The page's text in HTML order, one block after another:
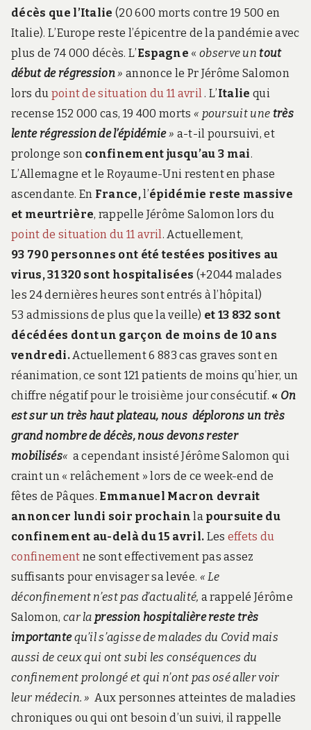
décès que l’Italie (20 600 morts contre 19 500 en
Italie). L’Europe reste l’épicentre de la pandémie avec
plus de 74 000 décès. L’Espagne « observe un tout
début de régression»annonce le Pr Jérôme Salomon
lors du point de situation du 11 avril . L’Italie qui
recense 152 000 cas, 19 400 morts « poursuit une très
lente régression de l’épidémie» a-t-il poursuivi, et
prolonge son confinement jusqu’au 3 mai.
L’Allemagne et le Royaume-Uni restent en phase
ascendante. En France,l’épidémie reste massive
et meurtrière, rappelle Jérôme Salomon lors du
point de situation du 11 avril . Actuellement,
93 790 personnes ont été testées positives au
virus, 31 320 sont hospitalisées (+2044 malades
les 24 dernières heures sont entrés à l’hôpital)
53 admissions de plus que la veille) et 13 832 sont
décédées dont un garçon de moins de 10 ans
vendredi.Actuellement 6 883 cas graves sont en
réanimation, ce sont 121 patients de moins qu’hier, un
chiffre négatif pour le troisième jour consécutif. « On
est sur un très haut plateau, nous déplorons un très
grand nombre de décès, nous devons rester
mobilisés« a cependant insisté Jérôme Salomon qui
craint un « relâchement » lors de ce week-end de
fêtes de Pâques. Emmanuel Macron devrait
annoncer lundi soir prochain la poursuite du
confinement au-delà du 15 avril. Les effets du
confinement ne sont effectivement pas assez
suffisants pour envisager sa levée. « ​​​Le
déconfinement n’est pas d’actualité, a rappelé Jérôme
Salomon, car la pression hospitalière reste très
importantequ’il s’agisse de malades du Covid mais
aussi de ceux qui ont subi les conséquences du
confinement prolongé et qui n’ont pas osé aller voir
leur médecin. » Aux personnes atteintes de maladies
chroniques ou qui ont besoin d’un suivi, il rappelle